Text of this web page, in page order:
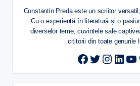
Constantin Preda este un scriitor
Cu o experiență în literatură și o
diverselor teme, cuvintele sale
cititorii din toate genurile
Twitter